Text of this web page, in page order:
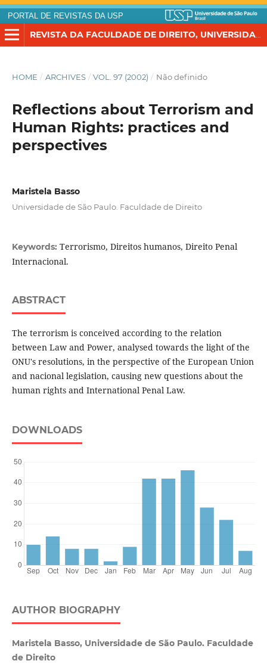
PORTAL DE REVISTAS DA USP
REVISTA DA FACULDADE DE DIREITO, UNIVERSIDADE DE SÃO PAULO
HOME / ARCHIVES / VOL. 97 (2002) / Não definido
Reflections about Terrorism and
Human Rights: practices and
perspectives
Maristela Basso
Universidade de São Paulo. Faculdade de Direito
Keywords: Terrorismo, Direitos humanos, Direito Penal
Internacional.
ABSTRACT
The terrorism is conceived according to the relation
between Law and Power, analysed towards the light of the
ONU's resolutions, in the perspective of the European Union
and nacional legislation, causing new questions about the
human rights and International Penal Law.
DOWNLOADS
AUTHOR BIOGRAPHY
Maristela Basso, Universidade de São Paulo. Faculdade
de Direito